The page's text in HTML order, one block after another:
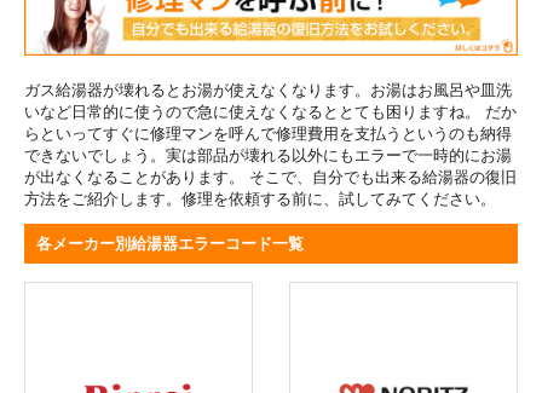
ガス給湯器が壊れるとお湯が使えなくなります。お湯はお風呂や皿洗
いなど日常的に使うので急に使えなくなるととても困りますね。 だか
らといってすぐに修理マンを呼んで修理費用を支払うというのも納得
できないでしょう。実は部品が壊れる以外にもエラーで一時的にお湯
が出なくなることがあります。 そこで、自分でも出来る給湯器の復旧
方法をご紹介します。修理を依頼する前に、試してみてください。
各メーカー別給湯器エラーコード一覧